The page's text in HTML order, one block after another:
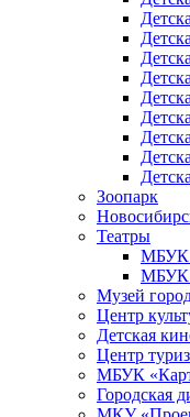
Зоопарк
Театры
МБУК
МБУК
Музей
Центр
Детская
Центр
МБУК
Городская